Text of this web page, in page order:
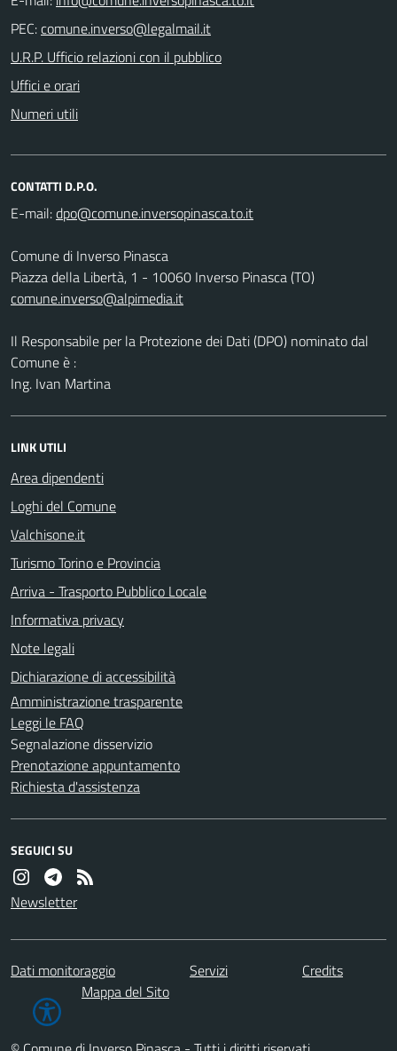
PEC:
U.R.P. Ufficio relazioni con il pubblico
Uffici e orari
Numeri utili
CONTATTI D.P.O.
E-mail:
Comune di Inverso Pinasca
Piazza della Libertà, 1 - 10060 Inverso Pinasca (TO)
comune.inverso@alpimedia.it
Il Responsabile per la Protezione dei Dati (DPO) nominato dal
Comune è :
Ing. Ivan Martina
LINK UTILI
Area dipendenti
Loghi del Comune
Valchisone.it
Turismo Torino e Provincia
Arriva - Trasporto Pubblico Locale
Informativa privacy
Note legali
Dichiarazione di accessibilità
Amministrazione trasparente
Leggi le FAQ
Segnalazione disservizio
Prenotazione appuntamento
Richiesta d'assistenza
SEGUICI SU
Newsletter
Dati monitoraggio Servizi
Credits
Mappa del Sito